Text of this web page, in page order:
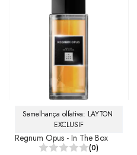
Semelhança olfativa: LAYTON
EXCLUSIF
Regnum Opus - In The Box
(0)